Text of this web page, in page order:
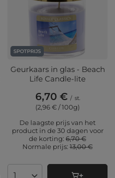
SPOTPRIJS
Geurkaars in glas - Beach
Life Candle-lite
6,70 € / st.
(2,96 € / 100g)
De laagste prijs van het
product in de 30 dagen voor
de korting: 6,70 €
Normale prijs: 13,00 €